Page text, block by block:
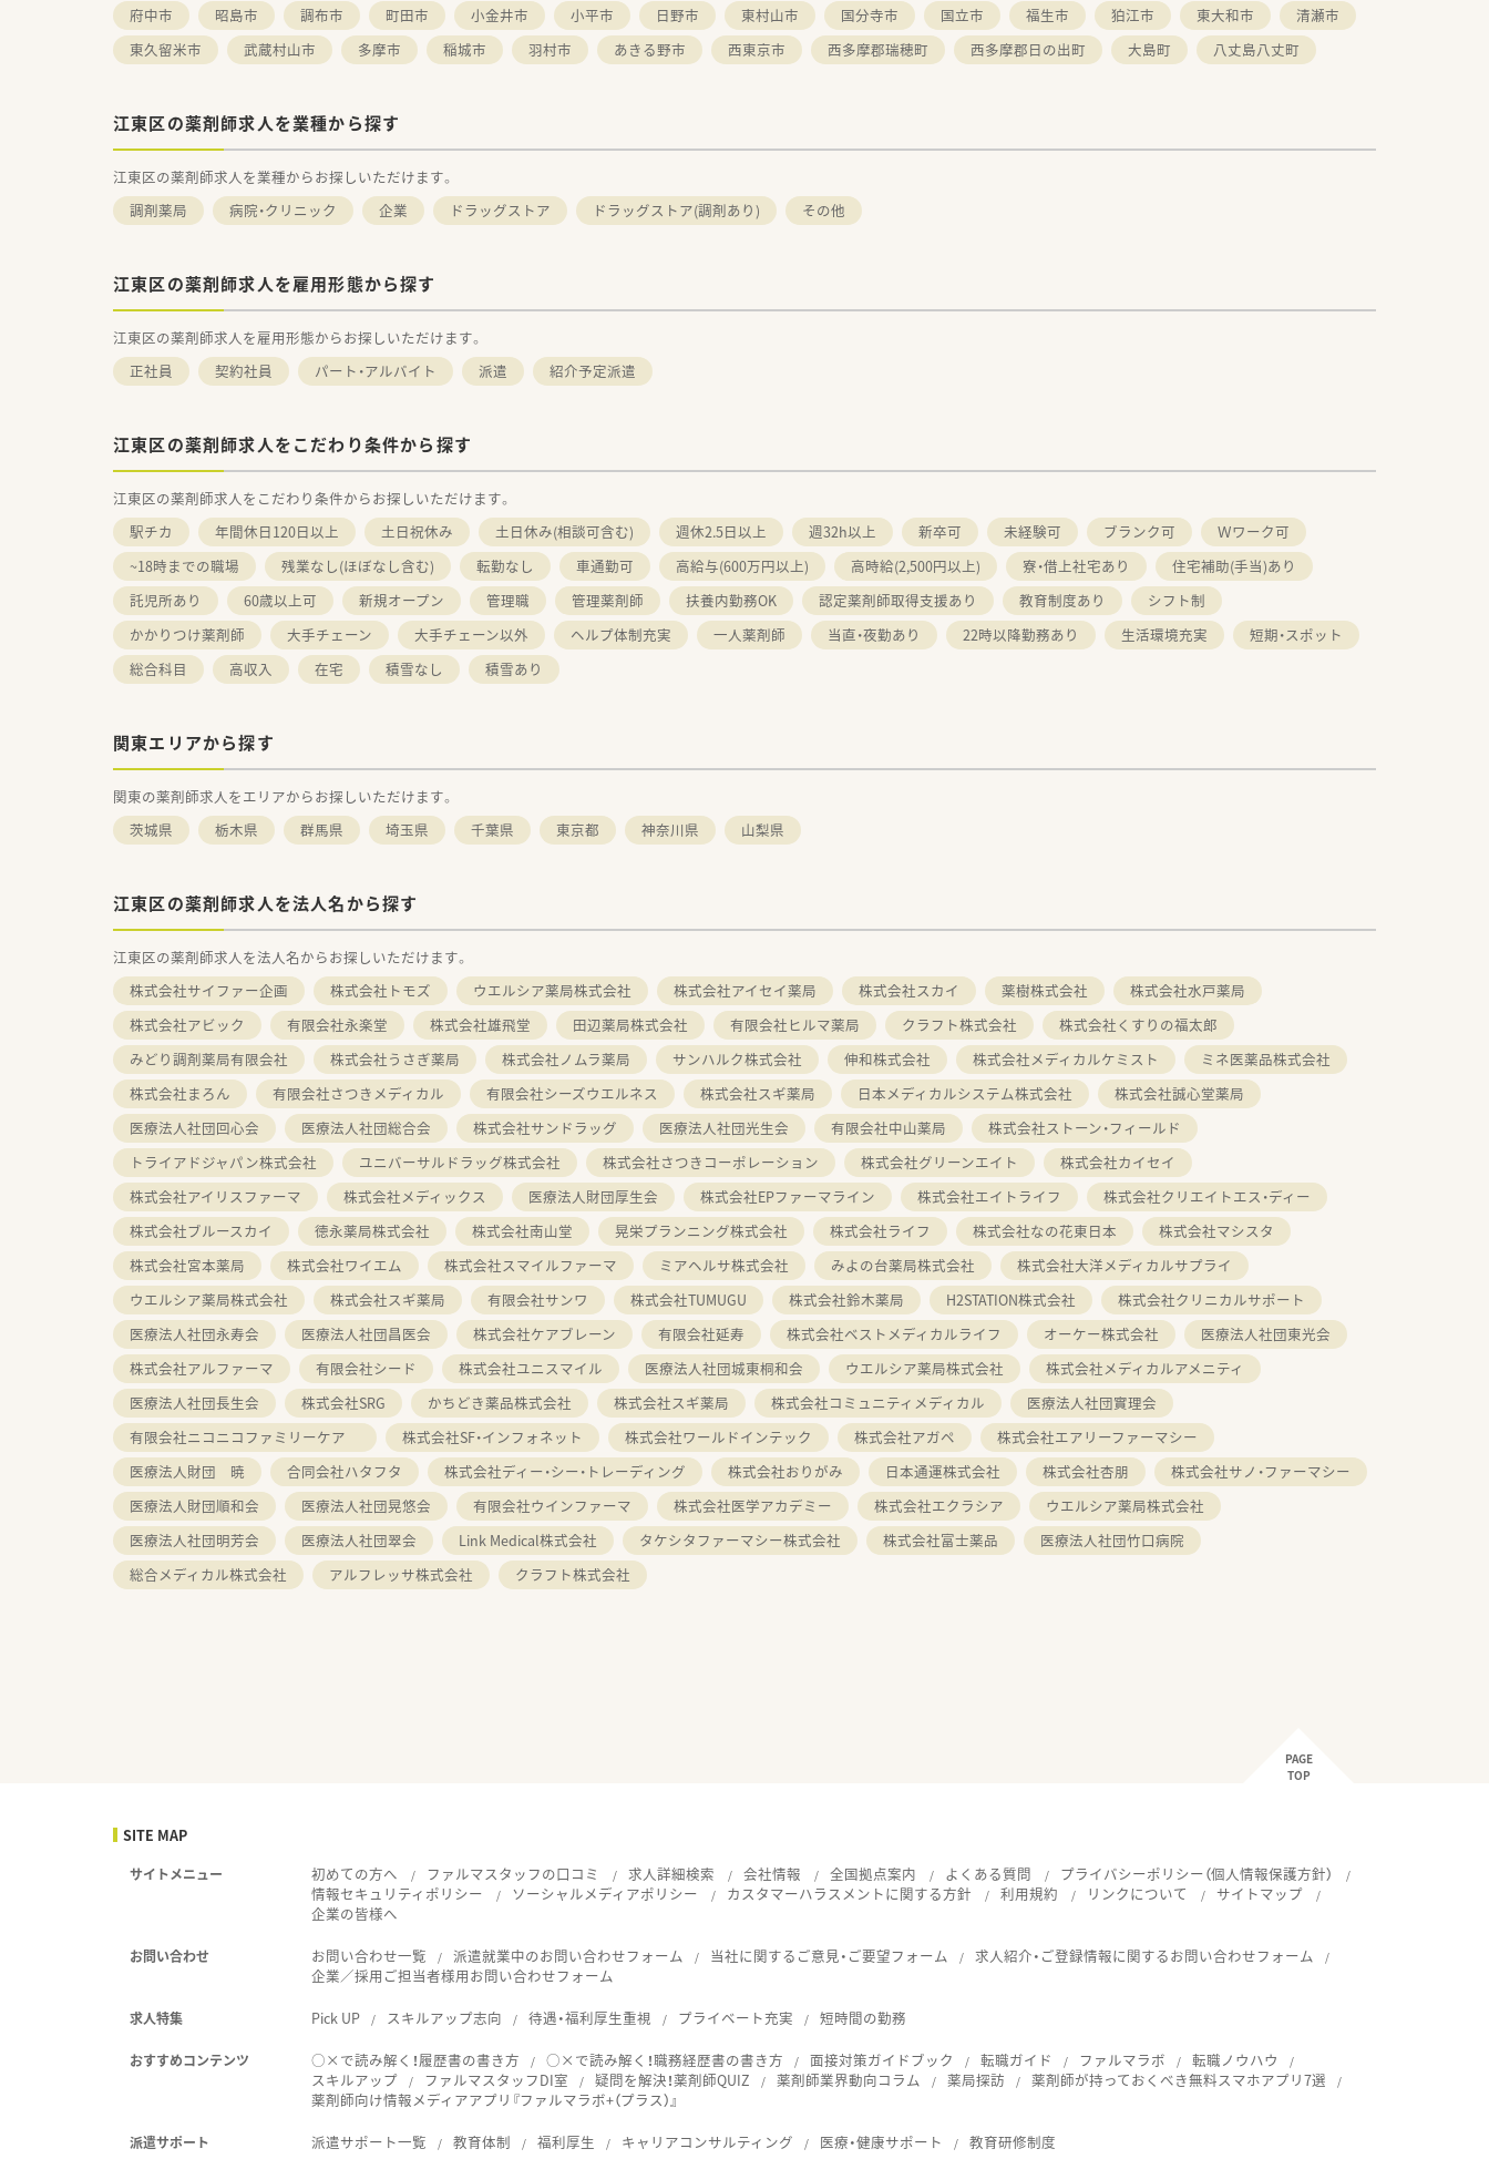
府中市
昭島市 調布市 町田市 小金井市 小平市 日野市 東村山市 国分寺市 国立市 福生市 狛江市 東大和市
清瀬市
東久留米市
武蔵村山市 多摩市 稲城市 羽村市 あきる野市 西東京市 西多摩郡瑞穂町 西多摩郡日の出町 大島町 八丈島八丈町
江東区の薬剤師求人を業種から探す
江東区の薬剤師求人を業種からお探しいただけます。
調剤薬局
病院・クリニック 企業 ドラッグストア ドラッグストア(調剤あり) その他
江東区の薬剤師求人を雇用形態から探す
江東区の薬剤師求人を雇用形態からお探しいただけます。
正社員
契約社員 パート・アルバイト 派遣 紹介予定派遣
江東区の薬剤師求人をこだわり条件から探す
江東区の薬剤師求人をこだわり条件からお探しいただけます。
駅チカ
年間休日120日以上 土日祝休み 土日休み(相談可含む) 週休2.5日以上 週32h以上 新卒可 未経験可 ブランク可
Ｗワーク可
~18時までの職場
残業なし(ほぼなし含む) 転勤なし 車通勤可 高給与(600万円以上) 高時給(2,500円以上) 寮・借上社宅あり
住宅補助(手当)あり
託児所あり
60歳以上可 新規オープン 管理職 管理薬剤師 扶養内勤務OK 認定薬剤師取得支援あり 教育制度あり
シフト制
かかりつけ薬剤師
大手チェーン 大手チェーン以外 ヘルプ体制充実 一人薬剤師 当直・夜勤あり 22時以降勤務あり 生活環境充実
短期・スポット
総合科目
高収入 在宅 積雪なし 積雪あり
関東エリアから探す
関東の薬剤師求人をエリアからお探しいただけます。
茨城県
栃木県 群馬県 埼玉県 千葉県 東京都 神奈川県 山梨県
江東区の薬剤師求人を法人名から探す
江東区の薬剤師求人を法人名からお探しいただけます。
株式会社サイファー企画
株式会社トモズ ウエルシア薬局株式会社 株式会社アイセイ薬局 株式会社スカイ 薬樹株式会社
株式会社水戸薬局
株式会社アビック
有限会社永楽堂 株式会社雄飛堂 田辺薬局株式会社 有限会社ヒルマ薬局 クラフト株式会社
株式会社くすりの福太郎
みどり調剤薬局有限会社
株式会社うさぎ薬局 株式会社ノムラ薬局 サンハルク株式会社 伸和株式会社 株式会社メディカルケミスト
ミネ医薬品株式会社
株式会社まろん
有限会社さつきメディカル 有限会社シーズウエルネス 株式会社スギ薬局 日本メディカルシステム株式会社
株式会社誠心堂薬局
医療法人社団回心会
医療法人社団総合会 株式会社サンドラッグ 医療法人社団光生会 有限会社中山薬局
株式会社ストーン・フィールド
トライアドジャパン株式会社
ユニバーサルドラッグ株式会社 株式会社さつきコーポレーション 株式会社グリーンエイト
株式会社カイセイ
株式会社アイリスファーマ
株式会社メディックス 医療法人財団厚生会 株式会社EPファーマライン 株式会社エイトライフ
株式会社クリエイトエス・ディー
株式会社ブルースカイ
徳永薬局株式会社 株式会社南山堂 晃栄プランニング株式会社 株式会社ライフ 株式会社なの花東日本
株式会社マシスタ
株式会社宮本薬局
株式会社ワイエム 株式会社スマイルファーマ ミアヘルサ株式会社 みよの台薬局株式会社
株式会社大洋メディカルサプライ
ウエルシア薬局株式会社
株式会社スギ薬局 有限会社サンワ 株式会社TUMUGU 株式会社鈴木薬局 H2STATION株式会社
株式会社クリニカルサポート
医療法人社団永寿会
医療法人社団昌医会 株式会社ケアブレーン 有限会社延寿 株式会社ベストメディカルライフ オーケー株式会社
医療法人社団東光会
株式会社アルファーマ
有限会社シード 株式会社ユニスマイル 医療法人社団城東桐和会 ウエルシア薬局株式会社
株式会社メディカルアメニティ
医療法人社団長生会
株式会社SRG かちどき薬品株式会社 株式会社スギ薬局 株式会社コミュニティメディカル
医療法人社団實理会
有限会社ニコニコファミリーケア
株式会社SF・インフォネット 株式会社ワールドインテック 株式会社アガペ
株式会社エアリーファーマシー
医療法人財団 暁
合同会社ハタフタ 株式会社ディー・シー・トレーディング 株式会社おりがみ 日本通運株式会社 株式会社杏朋
株式会社サノ・ファーマシー
医療法人財団順和会
医療法人社団晃悠会 有限会社ウインファーマ 株式会社医学アカデミー 株式会社エクラシア
ウエルシア薬局株式会社
医療法人社団明芳会
医療法人社団翠会 Link Medical株式会社 タケシタファーマシー株式会社 株式会社富士薬品
医療法人社団竹口病院
総合メディカル株式会社
アルフレッサ株式会社 クラフト株式会社
PAGE
TOP
SITE MAP
サイトメニュー 初めての方へ ファルマスタッフの口コミ 求人詳細検索 会社情報 全国拠点案内 よくある質問
プライバシーポリシー（個人情報保護方針）
情報セキュリティポリシー
ソーシャルメディアポリシー カスタマーハラスメントに関する方針 利用規約 リンクについて
サイトマップ
企業の皆様へ
お問い合わせ お問い合わせ一覧 派遣就業中のお問い合わせフォーム 当社に関するご意見・ご要望フォーム
求人紹介・ご登録情報に関するお問い合わせフォーム
企業／採用ご担当者様用お問い合わせフォーム
求人特集 Pick UP スキルアップ志向 待遇・福利厚生重視 プライベート充実 短時間の勤務
おすすめコンテンツ ○×で読み解く！履歴書の書き方 ○×で読み解く！職務経歴書の書き方 面接対策ガイドブック 転職ガイド ファルマラボ
転職ノウハウ
スキルアップ
ファルマスタッフDI室 疑問を解決！薬剤師QUIZ 薬剤師業界動向コラム 薬局探訪
薬剤師が持っておくべき無料スマホアプリ7選
薬剤師向け情報メディアアプリ『ファルマラボ+（プラス）』
派遣サポート 派遣サポート一覧 教育体制 福利厚生 キャリアコンサルティング 医療・健康サポート 教育研修制度